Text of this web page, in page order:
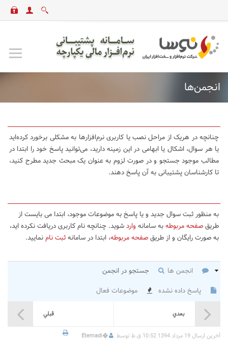
انجمن‌ها
چنانچه در هریک از مراحل نصب یا کاربری نرم‌افزارها به مشکلی برخورد کرده‌اید
یا هر سوال، اشکال یا ابهامی در این زمینه دارید، می‌توانید پاسخ خود را ابتدا در
مطالب موجود جستجو و در صورت لزوم به عنوان یک مبحث جدید مطرح کنید،
تا کارشناسان پشتیبانی به آن پاسخ دهند.
به منظور ثبت سوال جدید و یا پاسخ به موضوعات موجود، ابتدا می بایست از
طریقصفحه مربوطهبه سامانه واردشوید. چنانچه نام کاربری دریافت نکرده اید،
به صورت رایگان و از طریقصفحه مربوطه، ابتدا در سامانهثبت نامنمایید.
انجمن ها
جستجو در انجمن
پاسخ داده نشده
موضوعات فعال
قبلي بعدي
آخرين ارسال 19 مرداد 1394 10:52 ق.ظ توسط �
Etemadi